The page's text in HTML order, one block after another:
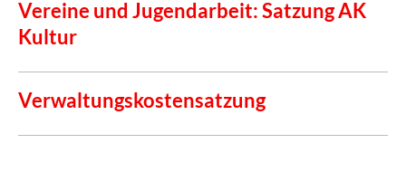
Vereine und Jugendarbeit: Satzung AK
Kultur
Verwaltungskostensatzung